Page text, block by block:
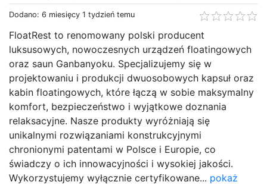
Dodano: 6 miesięcy 1 tydzień temu
FloatRest to renomowany polski producent
luksusowych, nowoczesnych urządzeń floatingowych
oraz saun Ganbanyoku. Specjalizujemy się w
projektowaniu i produkcji dwuosobowych kapsuł oraz
kabin floatingowych, które łączą w sobie maksymalny
komfort, bezpieczeństwo i wyjątkowe doznania
relaksacyjne. Nasze produkty wyróżniają się
unikalnymi rozwiązaniami konstrukcyjnymi
chronionymi patentami w Polsce i Europie, co
świadczy o ich innowacyjności i wysokiej jakości.
Wykorzystujemy wyłącznie certyfikowane... pokaż